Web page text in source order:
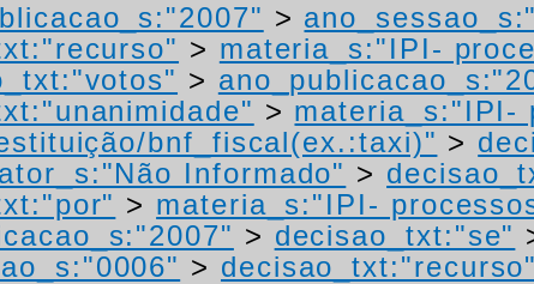
>
> materia_s:"IPI-
>
> materia_s:"IPI-
bnf_fiscal(ex.:taxi)" >
Informado" >
> materia_s:"IPI-
> decisao_txt:"se"
> decisao_txt:"recurso"